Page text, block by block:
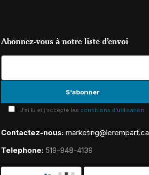
Abonnez-vous à notre liste d’envoi
J'ai lu et j'accepte les conditions d'utilisation
Contactez-nous: marketing@lerempart.ca
Telephone: 519-948-4139